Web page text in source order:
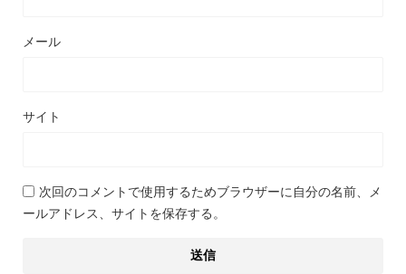
メール
サイト
次回のコメントで使用するためブラウザーに自分の名前、メ
ールアドレス、サイトを保存する。